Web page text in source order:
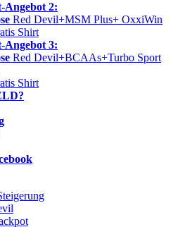
Angebot 2:
Red Devil+MSM Plus+ OxxiWin
Shirt
Angebot 3:
Red Devil+BCAAs+Turbo Sport
Shirt